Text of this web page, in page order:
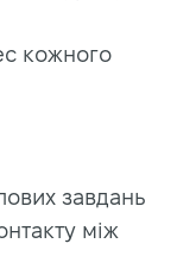
кожного
завдань
між